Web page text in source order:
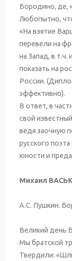
Бородино, де,
Любопытно,
«На взятие
перевели на
на Запад, в
показать на
России.
эффективно).
В ответ, в
свой
ведя заочную
русского
юности и
Михаил
А.С. Пушкин.
Великий день
Мы братской
Твердили: